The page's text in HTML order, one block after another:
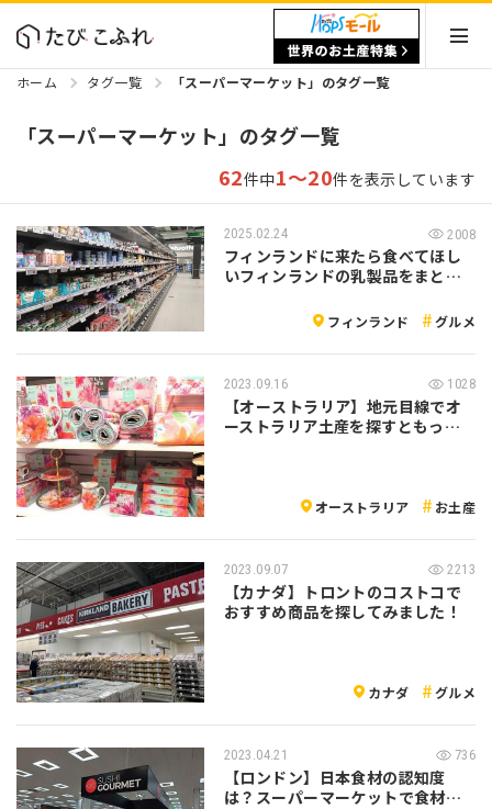
ホーム タグ一覧 「スーパーマーケット」のタグ一覧
「スーパーマーケット」のタグ一覧
62件中1～20件を表示しています
2025.02.24 2008
フィンランドに来たら食べてほし
いフィンランドの乳製品をまとめ
フィンランド グルメ
2023.09.16 1028
【オーストラリア】地元目線でオ
ーストラリア土産を探すともっと
オーストラリア お土産
2023.09.07 2213
【カナダ】トロントのコストコで
おすすめ商品を探してみました！
カナダ グルメ
2023.04.21 736
【ロンドン】日本食材の認知度
は？スーパーマーケットで食材を